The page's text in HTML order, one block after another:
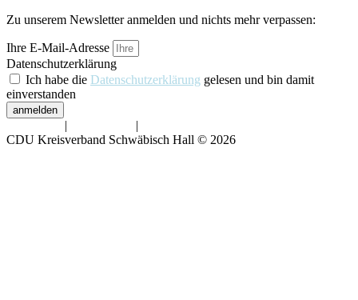
Zu unserem Newsletter anmelden und nichts mehr verpassen:
Ihre E-Mail-Adresse
Datenschutzerklärung
Ich habe die Datenschutzerklärung gelesen und bin damit
einverstanden
anmelden
| |
CDU Kreisverband Schwäbisch Hall © 2026